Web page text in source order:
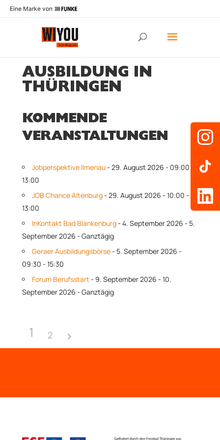
Eine Marke von
AUSBILDUNG IN
THÜRINGEN
KOMMENDE
VERANSTALTUNGEN
Jobperspektive Ilmenau- 29. August 2026 - 09:00 -
13:00
JOB Chance Altenburg- 29. August 2026 - 10:00 -
13:00
InKontakt Bad Blankenburg- 4. September 2026 - 5.
September 2026 - Ganztägig
Geraer Ausbildungsbörse- 5. September 2026 -
09:30 - 15:30
Forum Berufsstart - 9. September 2026 - 10.
September 2026 - Ganztägig
1 2